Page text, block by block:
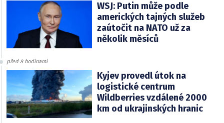
WSJ: Putin může podle
amerických tajných služeb
zaútočit na NATO už za
několik měsíců
před 8 hodinami
Kyjev provedl útok na
logistické centrum
Wildberries vzdálené 2000
km od ukrajinských hranic